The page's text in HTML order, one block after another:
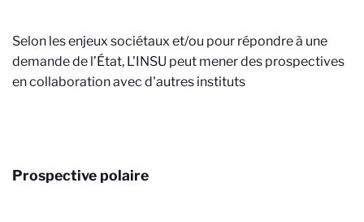
Selon les enjeux sociétaux et/ou pour répondre à une
demande de l’État, L'INSU peut mener des prospectives
en collaboration avec d'autres instituts
Prospective polaire